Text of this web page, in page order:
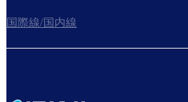
国際線/国内線